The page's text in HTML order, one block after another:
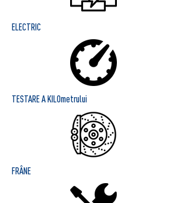
ELECTRIC
TESTARE A KILOmetrului
FRÂNE